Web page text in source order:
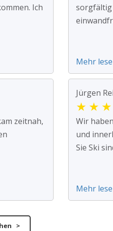
Ich
sorgfältig
Mehr
zeitnah,
Jürgen
★ ★ ★
Wir
und
Sie Ski
Mehr
>